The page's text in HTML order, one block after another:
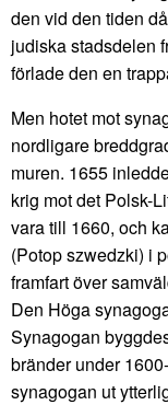
den vid den tiden
judiska stadsdelen
förlade den en
Men hotet mot
nordligare
muren. 1655
krig mot det Polsk-
vara till 1660, och
(Potop szwedzki) i
framfart över
Den Höga
Synagogan
bränder under
synagogan ut